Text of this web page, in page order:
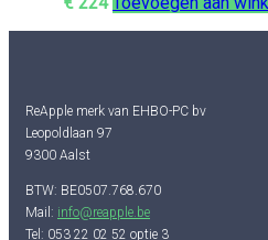
ReApple merk van EHBO-PC bv
Leopoldlaan 97
9300 Aalst
BTW: BE0507.768.670
Mail: info@reapple.be
Tel: 053 22 02 52 optie 3